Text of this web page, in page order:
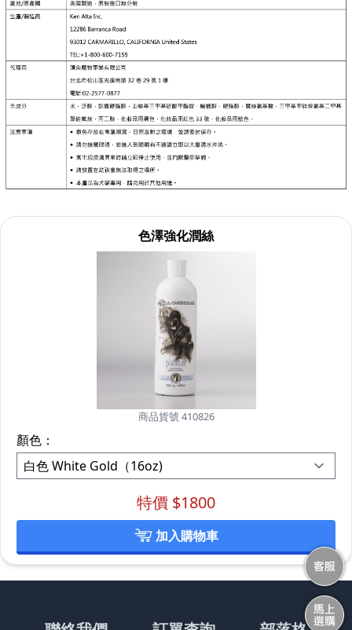
色澤強化潤絲
商品貨號 410826
顏色：
特價 $1800
加入購物車